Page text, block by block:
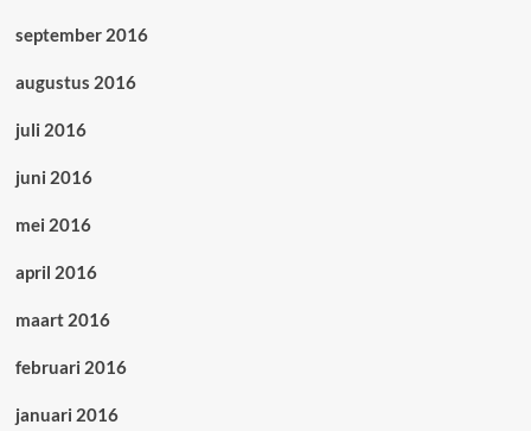
september 2016
augustus 2016
juli 2016
juni 2016
mei 2016
april 2016
maart 2016
februari 2016
januari 2016